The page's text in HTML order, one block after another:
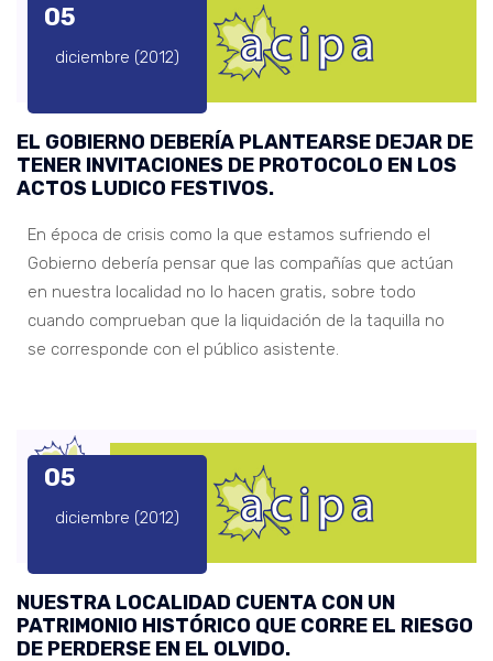
05
diciembre (2012)
EL GOBIERNO DEBERÍA PLANTEARSE DEJAR DE
TENER INVITACIONES DE PROTOCOLO EN LOS
ACTOS LUDICO FESTIVOS.
En época de crisis como la que estamos sufriendo el
Gobierno debería pensar que las compañías que actúan
en nuestra localidad no lo hacen gratis, sobre todo
cuando comprueban que la liquidación de la taquilla no
se corresponde con el público asistente.
05
diciembre (2012)
NUESTRA LOCALIDAD CUENTA CON UN
PATRIMONIO HISTÓRICO QUE CORRE EL RIESGO
DE PERDERSE EN EL OLVIDO.